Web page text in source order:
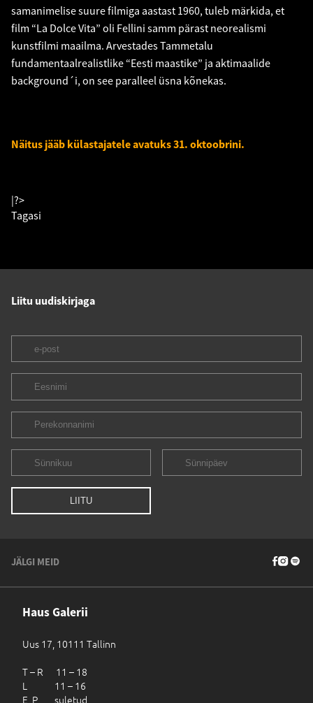
samanimelise suure filmiga aastast 1960, tuleb märkida, et
film “La Dolce Vita” oli Fellini samm pärast neorealismi
kunstfilmi maailma. Arvestades Tammetalu
fundamentaalrealistlike “Eesti maastike” ja aktimaalide
background´i, on see paralleel üsna kõnekas.
Näitus jääb külastajatele avatuks 31. oktoobrini.
|?>
Tagasi
Liitu uudiskirjaga
JÄLGI MEID
Haus Galerii
Uus 17, 10111 Tallinn
T – R 11 – 18
L 11 – 16
E, P suletud